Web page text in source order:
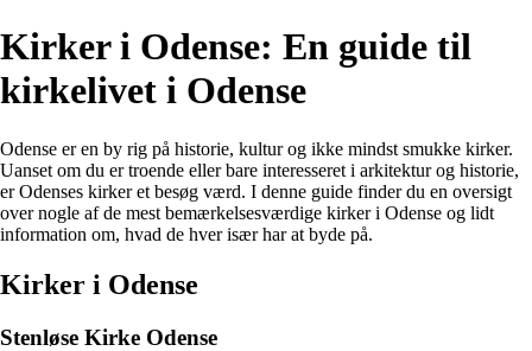
Kirker i Odense: En guide til
kirkelivet i Odense
Odense er en by rig på historie, kultur og ikke mindst smukke kirker.
Uanset om du er troende eller bare interesseret i arkitektur og historie,
er Odenses kirker et besøg værd. I denne guide finder du en oversigt
over nogle af de mest bemærkelsesværdige kirker i Odense og lidt
information om, hvad de hver især har at byde på.
Kirker i Odense
Stenløse Kirke Odense